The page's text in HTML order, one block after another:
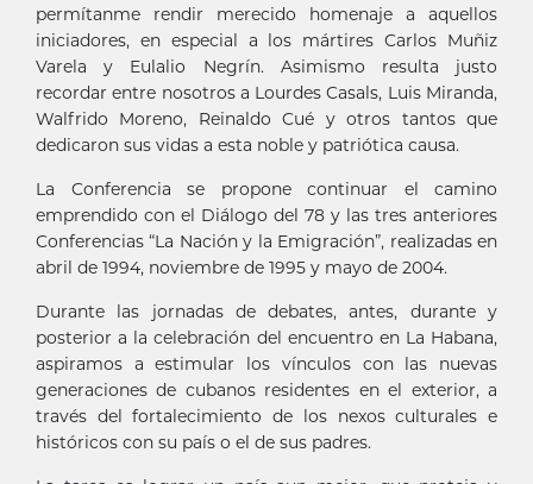
permítanme rendir merecido homenaje a aquellos
iniciadores, en especial a los mártires Carlos Muñiz
Varela y Eulalio Negrín. Asimismo resulta justo
recordar entre nosotros a Lourdes Casals, Luis Miranda,
Walfrido Moreno, Reinaldo Cué y otros tantos que
dedicaron sus vidas a esta noble y patriótica causa.
La Conferencia se propone continuar el camino
emprendido con el Diálogo del 78 y las tres anteriores
Conferencias “La Nación y la Emigración”, realizadas en
abril de 1994, noviembre de 1995 y mayo de 2004.
Durante las jornadas de debates, antes, durante y
posterior a la celebración del encuentro en La Habana,
aspiramos a estimular los vínculos con las nuevas
generaciones de cubanos residentes en el exterior, a
través del fortalecimiento de los nexos culturales e
históricos con su país o el de sus padres.